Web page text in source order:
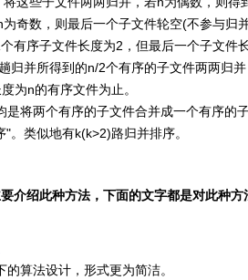
奇数，则最后一个子文件轮空(不参与归
有序子文件长度为2，但最后一个子文件
归并所得到的n/2个有序的子文件两两归
为n的有序文件为止。
将两个有序的子文件合并成一个有序的
"。类似地有k(k>2)路归并排序。
介绍此种方法，下面的文字都是对此种方
算法设计，形式更为简洁。